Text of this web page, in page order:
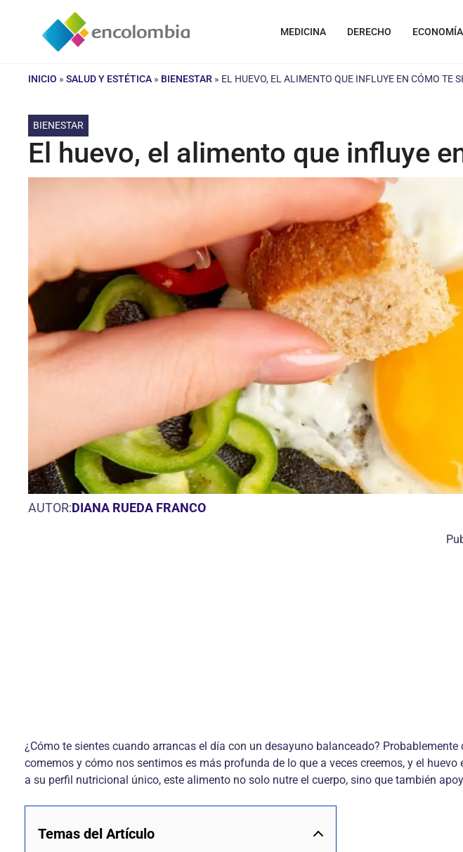
contenido
MEDICINA DERECHO ECONOMÍA
INICIO » SALUD Y ESTÉTICA » BIENESTAR » EL HUEVO, EL ALIMENTO QUE INFLUYE EN CÓMO TE
BIENESTAR
El huevo, el alimento que influye
AUTOR:DIANA RUEDA FRANCO
¿Cómo te sientes cuando arrancas el día con un desayuno balanceado?
comemos y cómo nos sentimos es más profunda de lo que a veces creemos, y el
a su perfil nutricional único, este alimento no solo nutre el cuerpo, sino que también
Temas del Artículo